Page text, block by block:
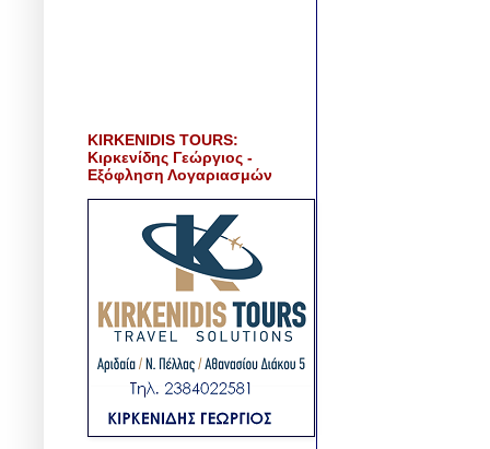
KIRKENIDIS TOURS:
Κιρκενίδης Γεώργιος -
Εξόφληση Λογαριασμών